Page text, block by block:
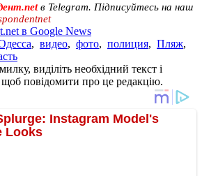
в Telegram. Підписуйтесь на наш
в Google News
, видео, фото, полиция, Пляж,
виділіть необхідний текст і
повідомити про це редакцію.